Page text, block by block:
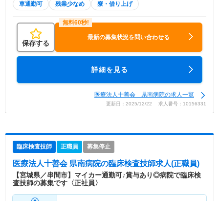
車通勤可 残業少なめ 寮・借り上げ
保存する
最新の募集状況を問い合わせる
詳細を見る
医療法人十善会 県南病院の求人一覧
更新日：2025/12/22 求人番号：10156331
臨床検査技師 正職員 募集停止
医療法人十善会 県南病院の臨床検査技師求人(正職員)
【宮城県／串間市】マイカー通勤可♪賞与あり◎病院で臨床検
査技師の募集です〈正社員〉